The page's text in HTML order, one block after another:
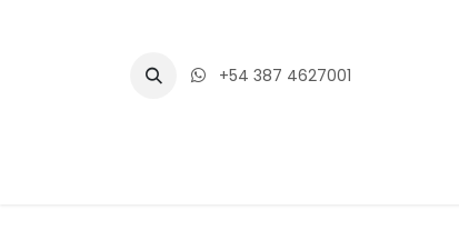
+54 387 4627001